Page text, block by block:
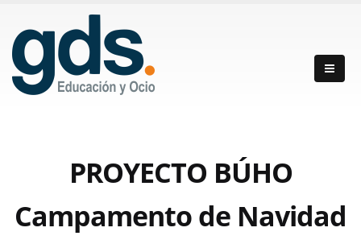
PROYECTO BÚHO
Campamento de Navidad